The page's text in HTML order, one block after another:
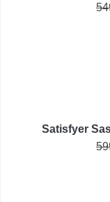
Satisfyer